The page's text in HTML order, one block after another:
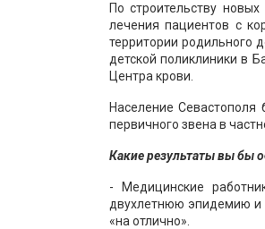
По строительству
лечения пациентов с
территории родильного
детской поликлиники в
Центра крови.
Население Севастополя
первичного звена в
Какие результаты вы бы
- Медицинские
двухлетнюю эпидемию и
«на отлично».